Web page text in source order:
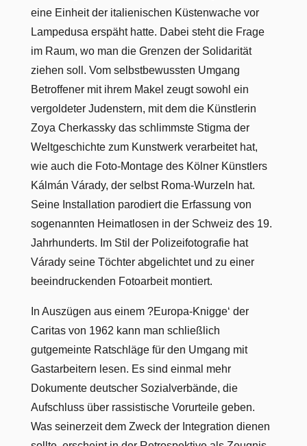
eine Einheit der italienischen Küstenwache vor
Lampedusa erspäht hatte. Dabei steht die Frage
im Raum, wo man die Grenzen der Solidarität
ziehen soll. Vom selbstbewussten Umgang
Betroffener mit ihrem Makel zeugt sowohl ein
vergoldeter Judenstern, mit dem die Künstlerin
Zoya Cherkassky das schlimmste Stigma der
Weltgeschichte zum Kunstwerk verarbeitet hat,
wie auch die Foto-Montage des Kölner Künstlers
Kálmán Várady, der selbst Roma-Wurzeln hat.
Seine Installation parodiert die Erfassung von
sogenannten Heimatlosen in der Schweiz des 19.
Jahrhunderts. Im Stil der Polizeifotografie hat
Várady seine Töchter abgelichtet und zu einer
beeindruckenden Fotoarbeit montiert.
In Auszügen aus einem ?Europa-Knigge‘ der
Caritas von 1962 kann man schließlich
gutgemeinte Ratschläge für den Umgang mit
Gastarbeitern lesen. Es sind einmal mehr
Dokumente deutscher Sozialverbände, die
Aufschluss über rassistische Vorurteile geben.
Was seinerzeit dem Zweck der Integration dienen